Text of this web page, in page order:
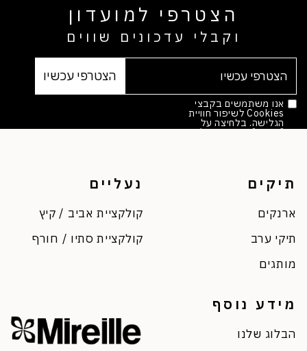
הצטרפי למועדון
וקבלי עדכונים שווים
אנו משתמשים בקבצי
Cookies לשיפור חוויית
הגלישה. בלחיצה על
"אישור" הינך מסכים/ה.
תיקים
ארנקים
תיקי ערב
מותגים
נעליים
קולקציית אביב / קיץ
קולקציית סתיו / חורף
מידע נוסף
הבלוג שלנו